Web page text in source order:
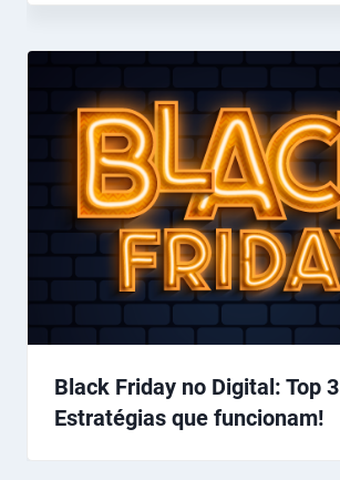
Black Friday no Digital: Top 3
Estratégias que funcionam!